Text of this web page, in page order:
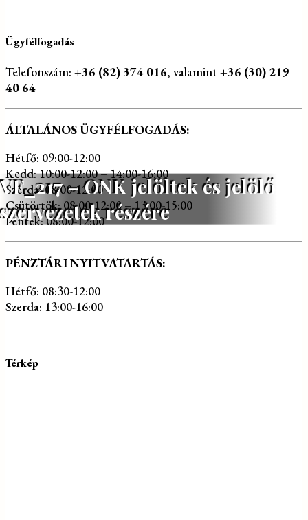
VF_217 – ONK jelöltek és jelölő
szervezetek részére
Ügyfélfogadás
Telefonszám: +36 (82) 374 016, valamint+36 (30) 219
40 64
ÁLTALÁNOS ÜGYFÉLFOGADÁS:
Hétfő: 09:00-12:00
Kedd: 10:00-12:00 – 14:00-16:00
Szerda: 08:00-12:00
Csütörtök: 08:00-12:00 – 13:00-15:00
Péntek: 08:00-12:00
PÉNZTÁRI NYITVATARTÁS:
Hétfő: 08:30-12:00
Szerda: 13:00-16:00
Térkép